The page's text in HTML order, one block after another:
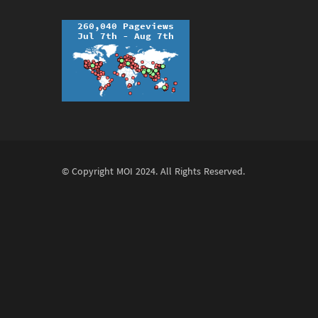
© Copyright MOI 2024. All Rights Reserved.